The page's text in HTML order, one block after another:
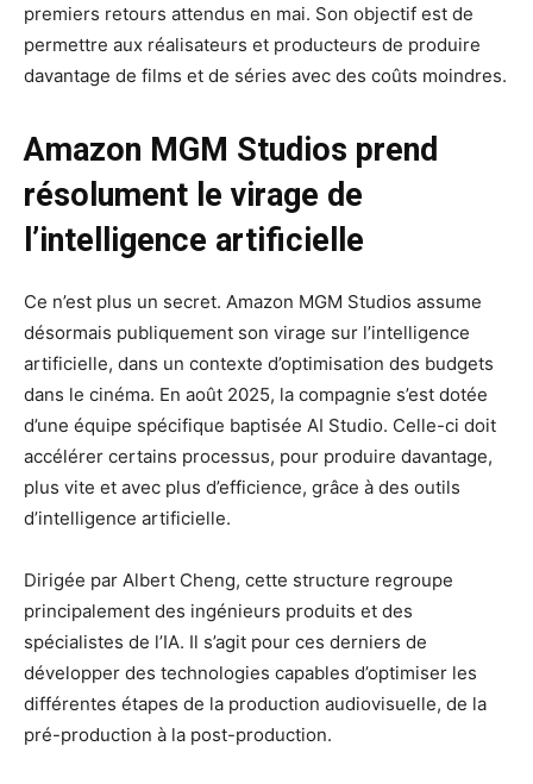
premiers retours attendus en mai. Son objectif est de
permettre aux réalisateurs et producteurs de produire
davantage de films et de séries avec des coûts moindres.
Amazon MGM Studios prend
résolument le virage de
l’intelligence artificielle
Ce n’est plus un secret. Amazon MGM Studios assume
désormais publiquement son virage sur l’intelligence
artificielle, dans un contexte d’optimisation des budgets
dans le cinéma. En août 2025, la compagnie s’est dotée
d’une équipe spécifique baptisée AI Studio. Celle-ci doit
accélérer certains processus, pour produire davantage,
plus vite et avec plus d’efficience, grâce à des outils
d’intelligence artificielle.
Dirigée par Albert Cheng, cette structure regroupe
principalement des ingénieurs produits et des
spécialistes de l’IA. Il s’agit pour ces derniers de
développer des technologies capables d’optimiser les
différentes étapes de la production audiovisuelle, de la
pré-production à la post-production.